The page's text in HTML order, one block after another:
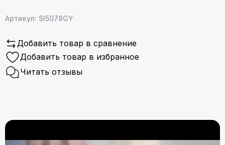
Артикул: SI5078GY
Добавить товар в сравнение
Добавить товар в избранное
Читать отзывы